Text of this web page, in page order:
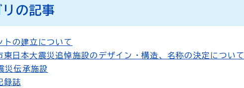
の記事
トの建立について
東日本大震災追悼施設のデザイン・構造、名称の決定について
災伝承施設
録誌